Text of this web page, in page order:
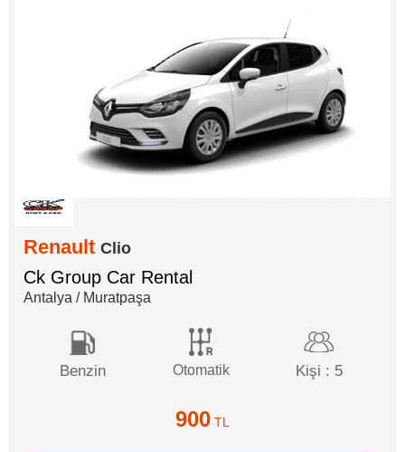
Renault Clio
Ck Group Car Rental
Antalya / Muratpaşa
Benzin Otomatik Kişi : 5
900 TL